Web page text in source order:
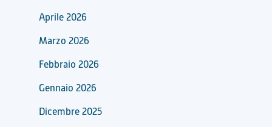
Aprile 2026
Marzo 2026
Febbraio 2026
Gennaio 2026
Dicembre 2025